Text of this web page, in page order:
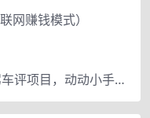
网赚钱模式）
《188个赚钱项目-183》有驾车评项目，动动小手，复制粘贴赚44元！